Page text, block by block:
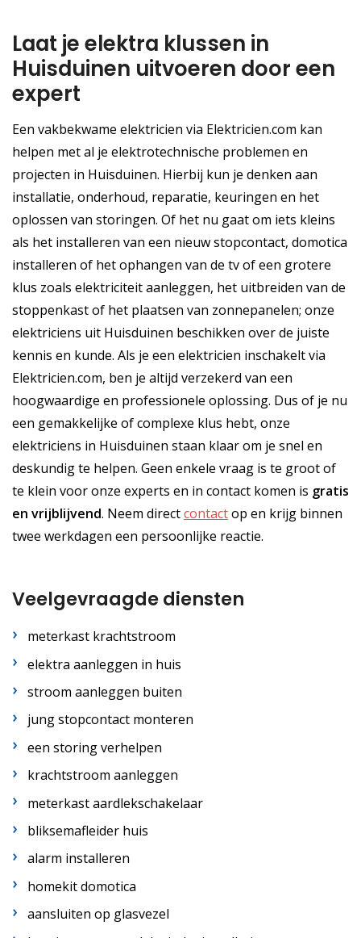
Laat je elektra klussen in
Huisduinen uitvoeren door een
expert
Een vakbekwame elektricien via Elektricien.com kan
helpen met al je elektrotechnische problemen en
projecten in Huisduinen. Hierbij kun je denken aan
installatie, onderhoud, reparatie, keuringen en het
oplossen van storingen. Of het nu gaat om iets kleins
als het installeren van een nieuw stopcontact, domotica
installeren of het ophangen van de tv of een grotere
klus zoals elektriciteit aanleggen, het uitbreiden van de
stoppenkast of het plaatsen van zonnepanelen; onze
elektriciens uit Huisduinen beschikken over de juiste
kennis en kunde. Als je een elektricien inschakelt via
Elektricien.com, ben je altijd verzekerd van een
hoogwaardige en professionele oplossing. Dus of je nu
een gemakkelijke of complexe klus hebt, onze
elektriciens in Huisduinen staan klaar om je snel en
deskundig te helpen. Geen enkele vraag is te groot of
te klein voor onze experts en in contact komen is gratis
en vrijblijvend. Neem directcontactop en krijg binnen
twee werkdagen een persoonlijke reactie.
Veelgevraagde diensten
meterkast krachtstroom
elektra aanleggen in huis
stroom aanleggen buiten
jung stopcontact monteren
een storing verhelpen
krachtstroom aanleggen
meterkast aardlekschakelaar
bliksemafleider huis
alarm installeren
homekit domotica
aansluiten op glasvezel